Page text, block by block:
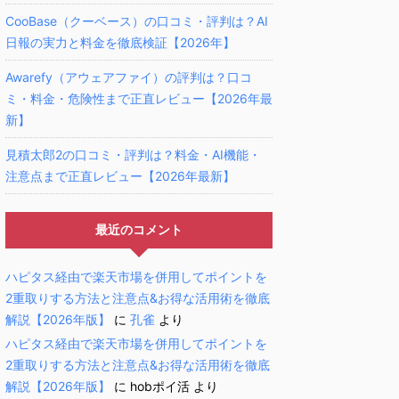
CooBase（クーベース）の口コミ・評判は？AI
日報の実力と料金を徹底検証【2026年】
Awarefy（アウェアファイ）の評判は？口コ
ミ・料金・危険性まで正直レビュー【2026年最
新】
見積太郎2の口コミ・評判は？料金・AI機能・
注意点まで正直レビュー【2026年最新】
最近のコメント
ハピタス経由で楽天市場を併用してポイントを
2重取りする方法と注意点&お得な活用術を徹底
解説【2026年版】
に 孔雀 より
ハピタス経由で楽天市場を併用してポイントを
2重取りする方法と注意点&お得な活用術を徹底
解説【2026年版】
に hobポイ活 より